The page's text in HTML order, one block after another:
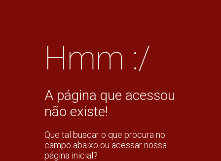
Hmm :/
A página que acessou
não existe!
Que tal buscar o que procura no
campo abaixo ou acessar nossa
página inicial?